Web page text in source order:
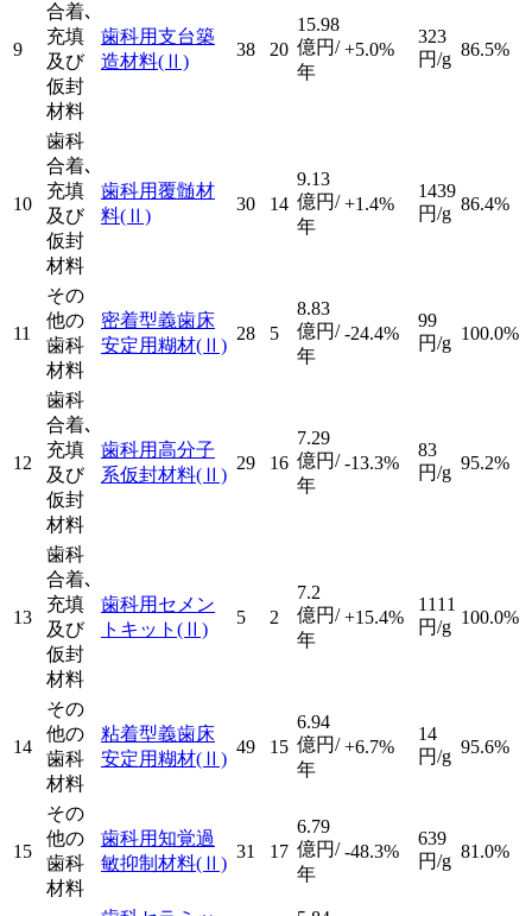
9
合着､
充填
及び
仮封
材料
歯科用支台築
造材料(Ⅱ)
38 20
15.98
億円/
年
+5.0%
323
円/g 86.5%
10
歯科
合着､
充填
及び
仮封
材料
歯科用覆髄材
料(Ⅱ)
30 14
9.13
億円/
年
+1.4%
1439
円/g 86.4%
11
その
他の
歯科
材料
密着型義歯床
安定用糊材(Ⅱ)
28 5
8.83
億円/
年
-24.4%
99
円/g 100.0%
12
歯科
合着､
充填
及び
仮封
材料
歯科用高分子
系仮封材料(Ⅱ)
29 16
7.29
億円/
年
-13.3%
83
円/g 95.2%
13
歯科
合着､
充填
及び
仮封
材料
歯科用セメン
トキット (Ⅱ)
5 2
7.2
億円/
年
+15.4%
1111
円/g 100.0%
14
その
他の
歯科
材料
粘着型義歯床
安定用糊材(Ⅱ)
49 15
6.94
億円/
年
+6.7%
14
円/g 95.6%
15
その
他の
歯科
材料
歯科用知覚過
敏抑制材料(Ⅱ)
31 17
6.79
億円/
年
-48.3%
639
円/g 81.0%